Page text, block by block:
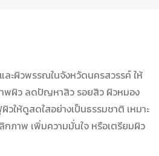
ละผิวพรรณในจังหวัดนครสวรรค์ ให้
พผิว ลดปัญหาสิว รอยสิว ผิวหมอง
ให้ดูสดใสอย่างเป็นธรรมชาติ เหมาะ
ภาพ เพิ่มความมั่นใจ หรือเตรียมผิว